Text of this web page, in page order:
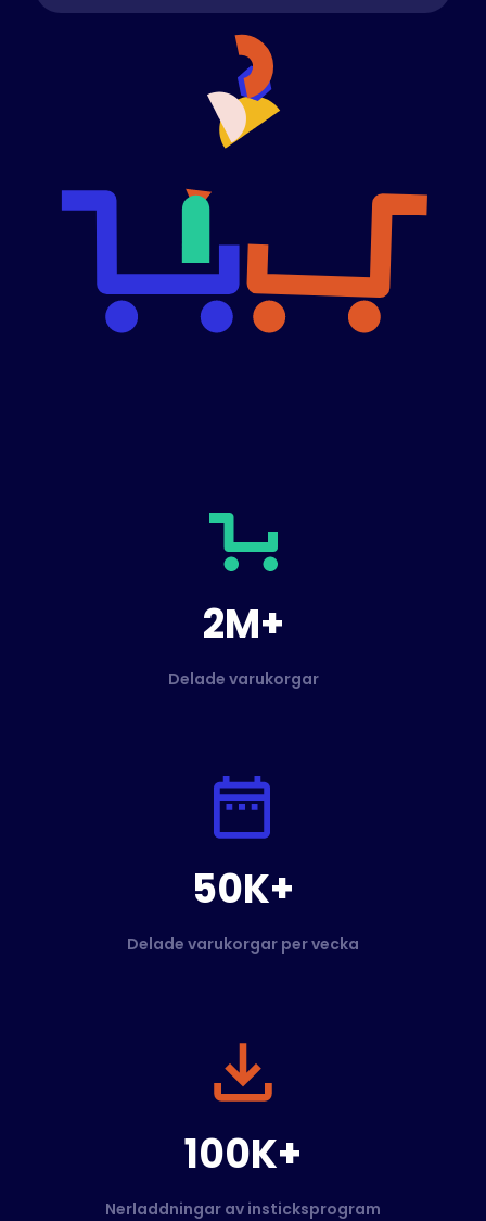
2M+
Delade varukorgar
50K+
Delade varukorgar per vecka
100K+
Nerladdningar av insticksprogram